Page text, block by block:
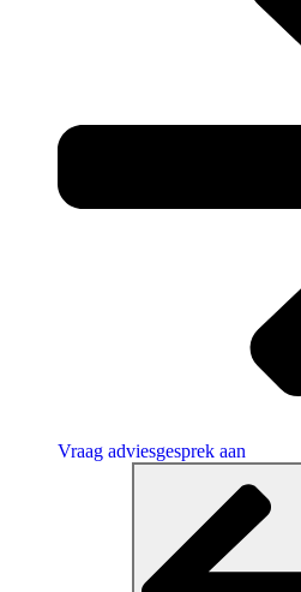
Vraag adviesgesprek aan